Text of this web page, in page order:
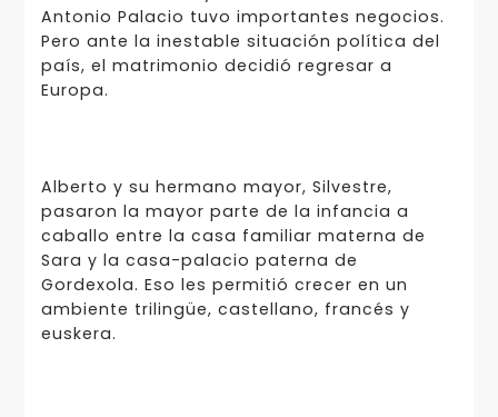
Antonio Palacio tuvo importantes negocios.
Pero ante la inestable situación política del
país, el matrimonio decidió regresar a
Europa.
Alberto y su hermano mayor, Silvestre,
pasaron la mayor parte de la infancia a
caballo entre la casa familiar materna de
Sara y la casa-palacio paterna de
Gordexola. Eso les permitió crecer en un
ambiente trilingüe, castellano, francés y
euskera.